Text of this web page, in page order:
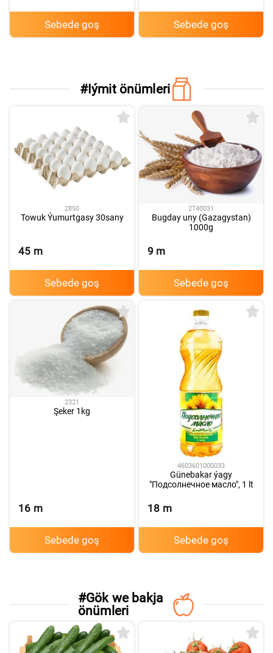
Sebede goş Sebede goş
#Iýmit önümleriG
2850
Towuk Ýumurtgasy 30sany
45 m
Sebede goş
2740031
Bugday uny (Gazagystan)
1000g
9 m
Sebede goş
2321
Şeker 1kg
16 m
Sebede goş
4603601000033
Günebakar ýagy
"Подсолнечное масло", 1 lt
18 m
Sebede goş
#Gök we bakja
önümleri
A